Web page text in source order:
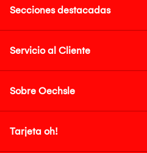
Secciones destacadas
Servicio al Cliente
Sobre Oechsle
Tarjeta oh!